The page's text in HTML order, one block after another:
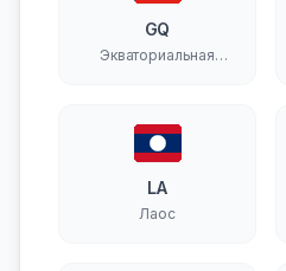
GQ
Экваториальная
LA
Лаос